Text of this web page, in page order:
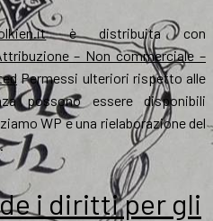
è distribuita con
– Non commerciale –
Permessi ulteriori rispetto alle
possono essere disponibili
WP e una rielaborazione del
i diritti per gli